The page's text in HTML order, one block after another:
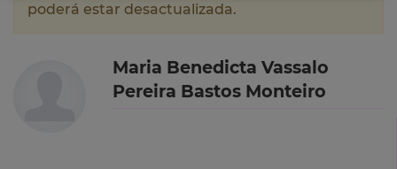
poderá estar desactualizada.
Maria Benedicta Vassalo
Pereira Bastos Monteiro